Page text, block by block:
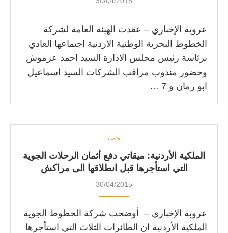
عروبة الإخباري – عقدت الهيئة العامة لشركة
الخطوط البحرية الوطنية الاردنية اجتماعها العادي
برئاسة رئيس مجلس الادارة السيد احمد عرموش
وحضور مندوب مراقب الشركات السيد اسماعيل
ابو رمان و 7 …
اقتصاد
الملكية الأردنية: ميقاتي دفع أثمان الرحلات الجوية
التي استأجرها قبل انطلاقها الى مراكش
30/04/2015
عروبة الإخباري – أوضحت شركة الخطوط الجوية
الملكية الأردنية ان الطائرات الثلاث التي استأجرها